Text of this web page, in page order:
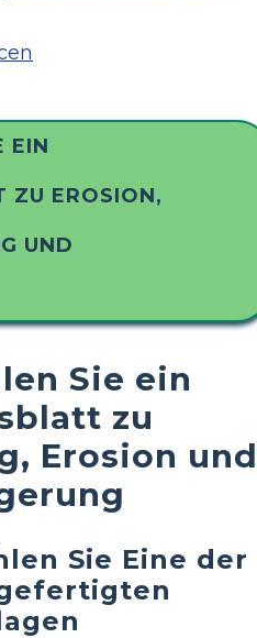
EIN
ZU EROSION,
UND
Sie ein
zu
Erosion und
Sie Eine der